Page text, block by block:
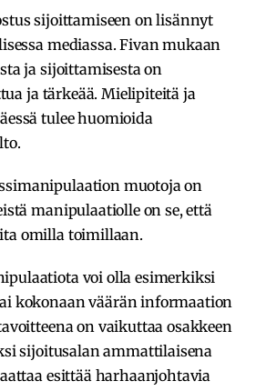
sijoittamiseen on lisännyt
mediassa. Fivan mukaan
ja sijoittamisesta on
ja tärkeää. Mielipiteitä ja
tulee huomioida
muotoja on
manipulaatiolle on se, että
omilla toimillaan.
voi olla esimerkiksi
kokonaan väärän informaation
on vaikuttaa osakkeen
sijoitusalan ammattilaisena
esittää harhaanjohtavia